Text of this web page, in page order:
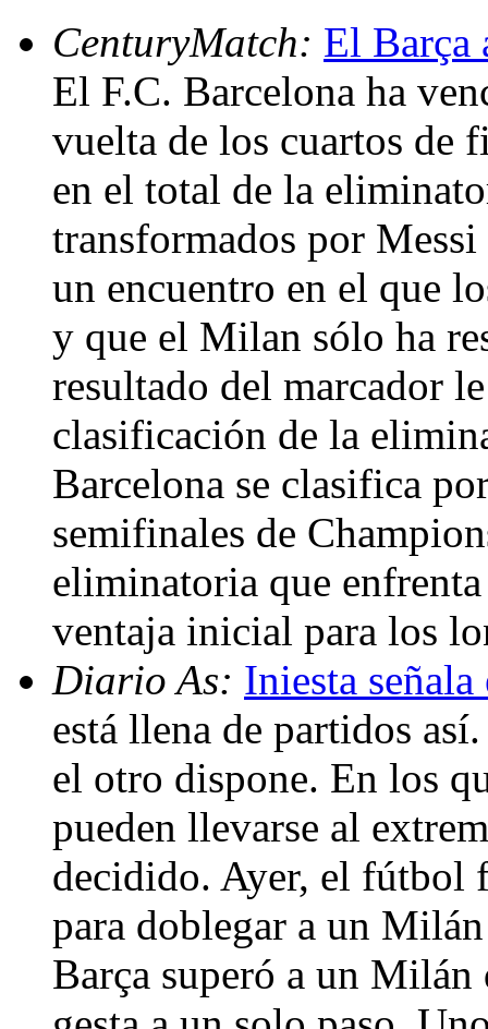
CenturyMatch: El Barça
El F.C. Barcelona ha
vuelta de los cuartos de
en el total de la
transformados por
un encuentro en el que
y que el Milan sólo ha
resultado del marcador
clasificación de la
Barcelona se clasifica
semifinales de
eliminatoria que
ventaja inicial para los
Diario As: Iniesta
está llena de partidos
el otro dispone. En los
pueden llevarse al
decidido. Ayer, el fútbol
para doblegar a un
Barça superó a un